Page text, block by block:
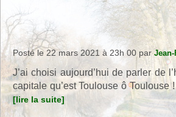
du
Midi
et
Peste
Marseille
Posté le 22 mars 2021 à 23h 00 par
J’ai choisi aujourd’hui de parler de
capitale qu’est Toulouse ô
[lire la suite]